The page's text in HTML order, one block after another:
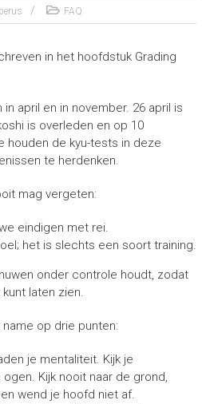
FAQ
in het hoofdstuk Grading
april en in november. 26 april is
is overleden en op 10
houden de kyu-tests in deze
te herdenken.
mag vergeten:
eindigen met rei.
het is slechts een soort training.
onder controle houdt, zodat
laten zien.
op drie punten:
je mentaliteit. Kijk je
Kijk nooit naar de grond,
wend je hoofd niet af.